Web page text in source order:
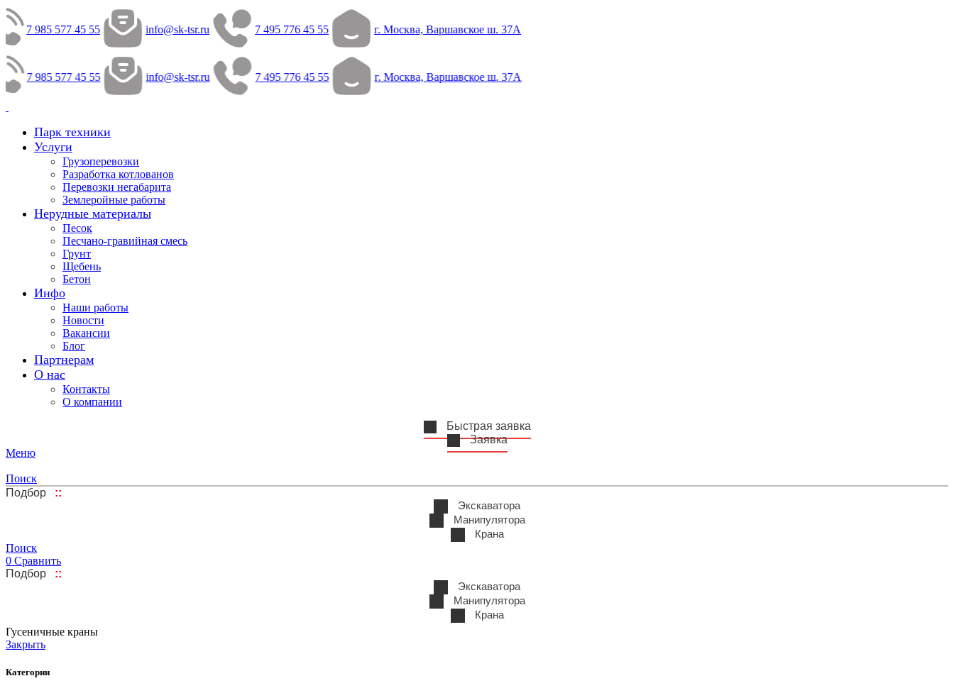
7 985 577 45 55 info@sk-tsr.ru 7 495 776 45 55 г. Москва, Варшавское ш. 37А
7 985 577 45 55 info@sk-tsr.ru 7 495 776 45 55 г. Москва, Варшавское ш. 37А
Парк техники
Услуги
Грузоперевозки
Разработка котлованов
Перевозки негабарита
Землеройные работы
Нерудные материалы
Песок
Песчано-гравийная смесь
Грунт
Щебень
Бетон
Инфо
Наши работы
Новости
Вакансии
Блог
Партнерам
О нас
Контакты
О компании
Быстрая заявка
Заявка
Меню
Поиск
Подбор
::
Экскаватора
Манипулятора
Крана
Поиск
0 Сравнить
Подбор
::
Экскаватора
Манипулятора
Крана
Гусеничные краны
Закрыть
Категории